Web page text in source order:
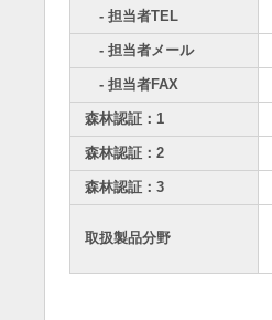
- 担当者TEL
- 担当者メール
- 担当者FAX
森林認証：1
森林認証：2
森林認証：3
取扱製品分野